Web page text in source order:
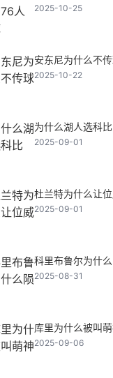
2025-10-25
安东尼为什么不
2025-10-22
为什么湖人选科比
2025-09-01
杜兰特为什么让
2025-09-01
科里布鲁尔为什
2025-08-31
库里为什么被叫
2025-09-06